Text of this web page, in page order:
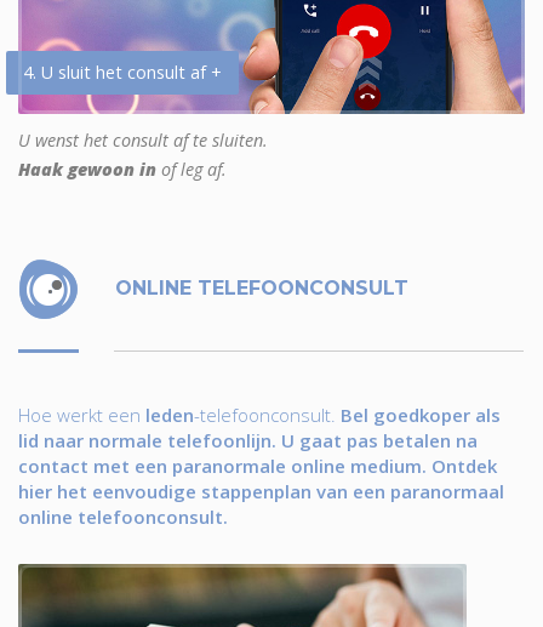
4. U sluit het consult af +
U wenst het consult af te sluiten.
Haak gewoon in of leg af.
ONLINE TELEFOONCONSULT
Hoe werkt een leden-telefoonconsult. Bel goedkoper als
lid naar normale telefoonlijn. U gaat pas betalen na
contact met een paranormale online medium. Ontdek
hier het eenvoudige stappenplan van een paranormaal
online telefoonconsult.